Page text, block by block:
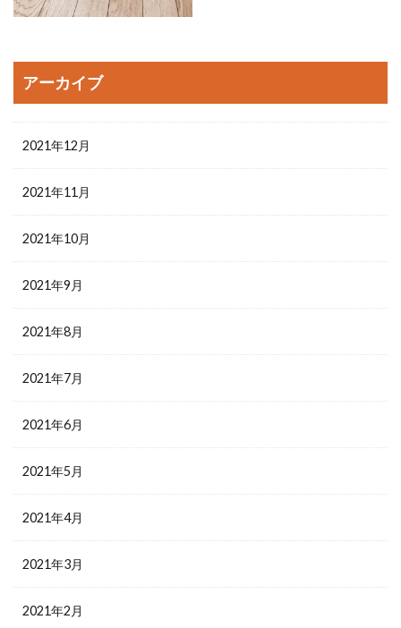
アーカイブ
2021年12月
2021年11月
2021年10月
2021年9月
2021年8月
2021年7月
2021年6月
2021年5月
2021年4月
2021年3月
2021年2月